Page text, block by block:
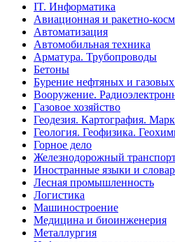
IT. Информатика
Авиационная и ракетно-
Автоматизация
Автомобильная техника
Арматура. Трубопроводы
Бетоны
Бурение нефтяных и
Вооружение.
Газовое хозяйство
Геодезия. Картография.
Геология. Геофизика.
Горное дело
Железнодорожный
Иностранные языки и
Лесная промышленность
Логистика
Машиностроение
Медицина и биоинженерия
Металлургия